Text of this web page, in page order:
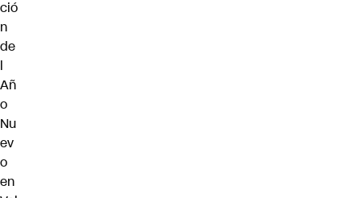
ció
n
de
l
Añ
o
Nu
ev
o
en